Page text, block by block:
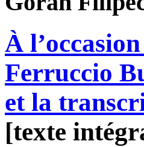
À
Ferruccio
et la
[texte